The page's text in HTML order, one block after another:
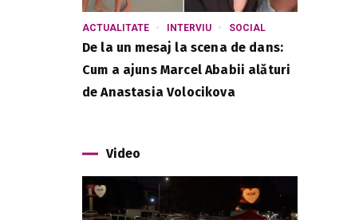
ACTUALITATE INTERVIU SOCIAL
De la un mesaj la scena de dans:
Cum a ajuns Marcel Ababii alături
de Anastasia Volocikova
Video